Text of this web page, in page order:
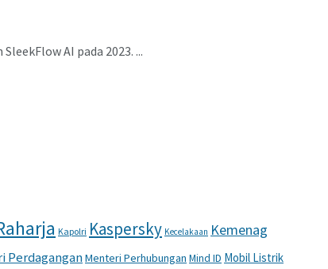
AI pada 2023. ...
Kapolri Kaspersky Kecelakaan Kemenag
PerdaganganMenteri Perhubungan Mind ID Mobil Listrik